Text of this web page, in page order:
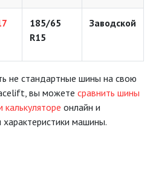
185/65
R15
Заводской
не стандартные шины на свою
вы можете сравнить шины
онлайн и
характеристики машины.